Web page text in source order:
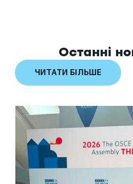
Останні
ЧИТАТИ БІЛЬШЕ